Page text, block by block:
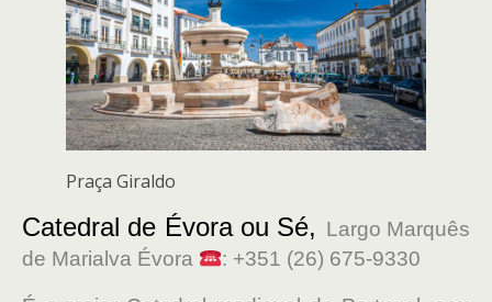
Praça Giraldo
Catedral de Évora ou Sé, Largo Marquês
de Marialva Évora
: +351 (26) 675-9330